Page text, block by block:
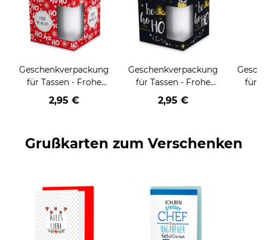
Geschenkverpackung
für Tassen - Frohe
Weihnachten - HO
HO HO - rot
2,95 €
Geschenkverpackung
für Tassen - Frohe
Weihnachten - HO
HO HO - schwarz
2,95 €
für
Grußkarten zum Verschenken